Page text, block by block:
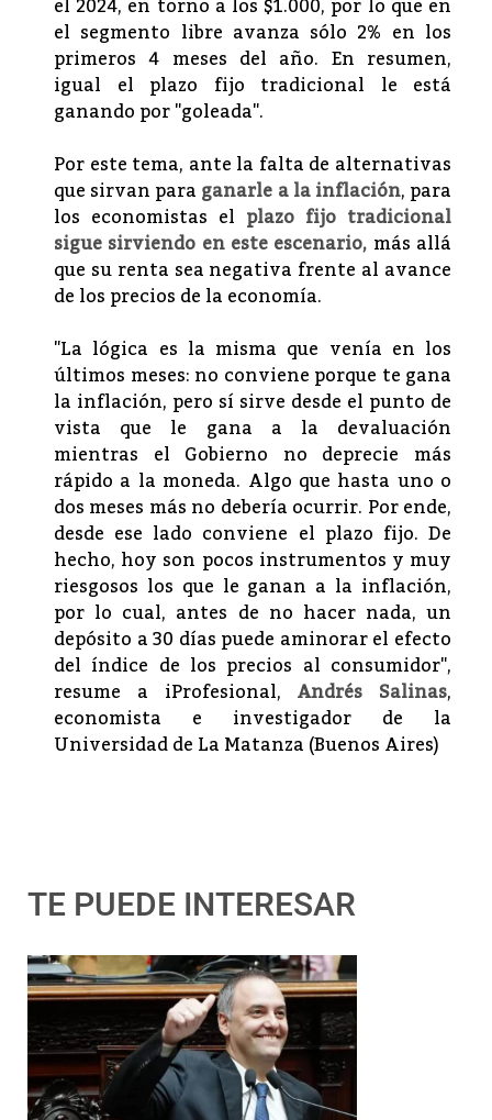
el segmento libre avanza sólo 2% en los
primeros 4 meses del año. En resumen,
igual el plazo fijo tradicional le está
ganando por "goleada".
Por este tema, ante la falta de alternativas
que sirvan paraganarle a la inflación, para
los economistas el plazo fijo tradicional
sigue sirviendo en este escenario, más allá
que su renta sea negativa frente al avance
de los precios de la economía.
"La lógica es la misma que venía en los
últimos meses: no conviene porque te gana
la inflación, pero sí sirve desde el punto de
vista que le gana a la devaluación
mientras el Gobierno no deprecie más
rápido a la moneda. Algo que hasta uno o
dos meses más no debería ocurrir. Por ende,
desde ese lado conviene el plazo fijo. De
hecho, hoy son pocos instrumentos y muy
riesgosos los que le ganan a la inflación,
por lo cual, antes de no hacer nada, un
depósito a 30 días puede aminorar el efecto
del índice de los precios al consumidor",
resume a iProfesional, Andrés Salinas,
economista e investigador de la
Universidad de La Matanza (Buenos Aires)
TE PUEDE INTERESAR